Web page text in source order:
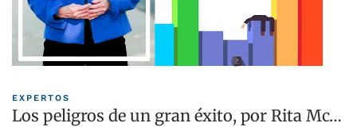
EXPERTOS
Los peligros de un gran éxito, por Rita Mc…